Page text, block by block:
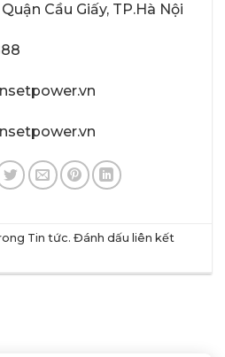
Cầu Giấy, TP.Hà Nội
Tin tức. Đánh dấu liên kết